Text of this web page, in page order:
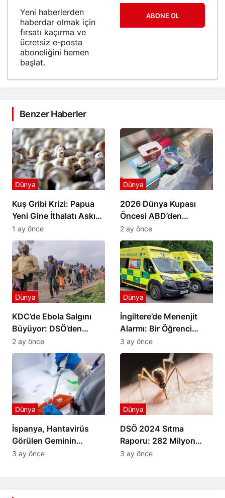
Yeni haberlerden
haberdar olmak için
fırsatı kaçırma ve
ücretsiz e-posta
aboneliğini hemen
başlat.
ABONE OL
Benzer Haberler
Kuş Gribi Krizi: Papua
Yeni Gine İthalatı Askıya
Aldı
Dünya
1 ay önce
2026 Dünya Kupası
Öncesi ABD’den
Havalimanlarında Ebola
Önlemi
Dünya
2 ay önce
KDC’de Ebola Salgını
Büyüyor: DSÖ’den
Gruplara Ateşkes
Çağrısı
Dünya
2 ay önce
İngiltere’de Menenjit
Alarmı: Bir Öğrenci
Yaşamını Yitirdi
Dünya
3 ay önce
İspanya, Hantavirüs
Görülen Geminin
Limana Yanaşmasına
Dünya
3 ay önce
DSÖ 2024 Sıtma
Raporu: 282 Milyon
Vaka ve 610 Bin Ölüm
Dünya
3 ay önce